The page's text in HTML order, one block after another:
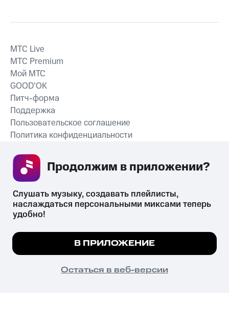
СКАЧАТЬ ПРИЛОЖЕНИЕ
MTС Live
MTС Premium
Мой МТС
GOOD’OK
Питч-форма
Поддержка
Пользовательское соглашение
Политика конфиденциальности
психотропных веществ, их аналогов причиняет вред здоровью,
их незаконный оборот запрещён и влечёт установленную
законодательством ответственность.
© 2026 ООО «КИОН».
Все права защищены
Мы используем куки, чтобы на сайте все
Подробнее
ПОНЯТНО
Слушать музыку, создавать плейлисты,
наслаждаться персональными миксами теперь
удобно!
В ПРИЛОЖЕНИЕ
Остаться в веб-версии